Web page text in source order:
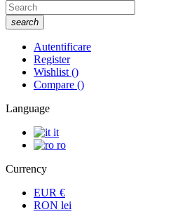
search
Autentificare
Register
Wishlist ()
Compare ()
Language
it
ro
Currency
EUR €
RON lei